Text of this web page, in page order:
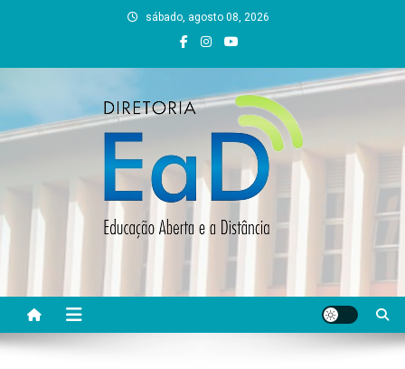
sábado, agosto 08, 2026
DEAD UFVJM